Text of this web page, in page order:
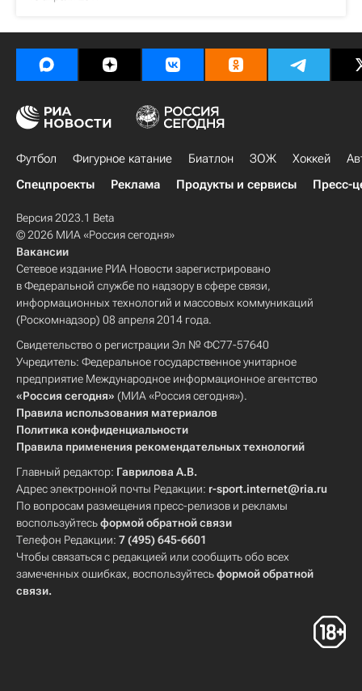
Футбол Фигурное катание Биатлон ЗОЖ Хоккей
Спецпроекты
Реклама Продукты и сервисы Пресс-
Версия 2023.1 Beta
© 2026 МИА «Россия сегодня»
Вакансии
Сетевое издание РИА Новости зарегистрировано
в Федеральной службе по надзору в сфере связи,
информационных технологий и массовых коммуникаций
(Роскомнадзор) 08 апреля 2014 года.
Свидетельство о регистрации Эл № ФС77-57640
Учредитель: Федеральное государственное унитарное
предприятие Международное информационное агентство
«Россия сегодня» (МИА «Россия сегодня»).
Правила использования материалов
Политика конфиденциальности
Правила применения рекомендательных технологий
Главный редактор: Гаврилова А.В.
Адрес электронной почты Редакции: r-sport.internet@ria.ru
По вопросам размещения пресс-релизов и рекламы
воспользуйтесьформой обратной связи
Телефон Редакции: 7 (495) 645-6601
Чтобы связаться с редакцией или сообщить обо всех
замеченных ошибках, воспользуйтесьформой обратной
связи.